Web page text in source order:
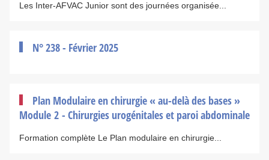
Les Inter-AFVAC Junior sont des journées organisée...
N° 238 - Février 2025
Plan Modulaire en chirurgie « au-delà des bases »
Module 2 - Chirurgies urogénitales et paroi abdominale
Formation complète Le Plan modulaire en chirurgie...